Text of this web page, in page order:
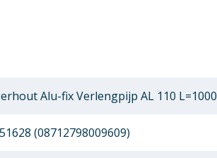
Alu-fix Verlengpijp AL 110 L=1000
(08712798009609)